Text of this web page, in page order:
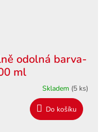
odolná barva-
ml
Skladem (5 ks)
Do košíku